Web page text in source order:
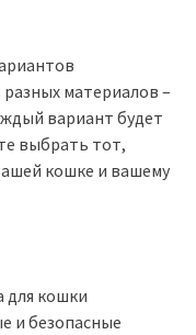
материалов –
вариант будет
выбрать тот,
кошке и вашему
для кошки
и безопасные